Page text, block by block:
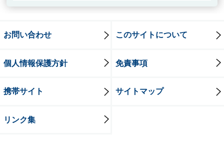
お問い合わせ このサイトについて
個人情報保護方針 免責事項
携帯サイト サイトマップ
リンク集